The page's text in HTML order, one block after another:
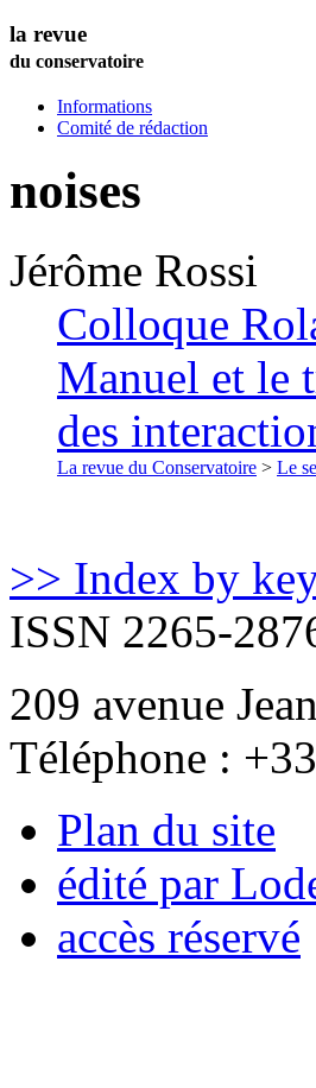
la revue
du conservatoire
Informations
Comité de rédaction
noises
Jérôme Rossi
Colloque
Manuel et le
des
La revue du Conservatoire > Le
>> Index by
ISSN 2265-
209 avenue
Téléphone :
Plan du site
édité par
accès réservé